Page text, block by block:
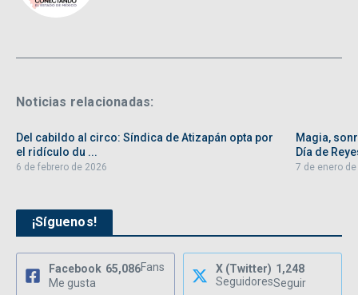
Noticias relacionadas:
Del cabildo al circo: Síndica de Atizapán opta por
el ridículo du ...
6 de febrero de 2026
Magia,
Día de
7 de enero
¡Síguenos!
Facebook 65,086Fans
Me gusta
X (Twitter) 1,248
SeguidoresSeguir